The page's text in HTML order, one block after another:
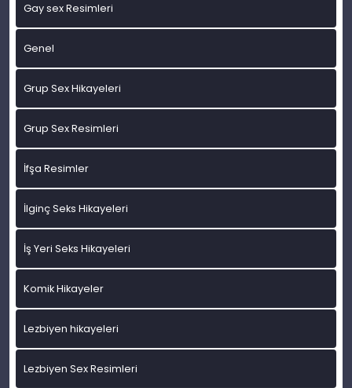
Gay sex Resimleri
Genel
Grup Sex Hikayeleri
Grup Sex Resimleri
İfşa Resimler
İlginç Seks Hikayeleri
İş Yeri Seks Hikayeleri
Komik Hikayeler
Lezbiyen hikayeleri
Lezbiyen Sex Resimleri